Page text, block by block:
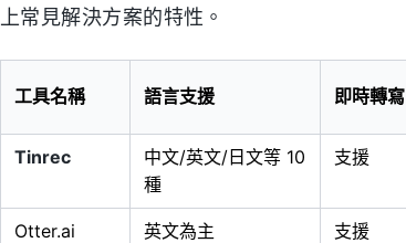
上常見解決方案的特性。
工具名稱 語言支援 即時轉寫
Tinrec
中文/英文/日文等 10
種
支援
Otter.ai 英文為主 支援